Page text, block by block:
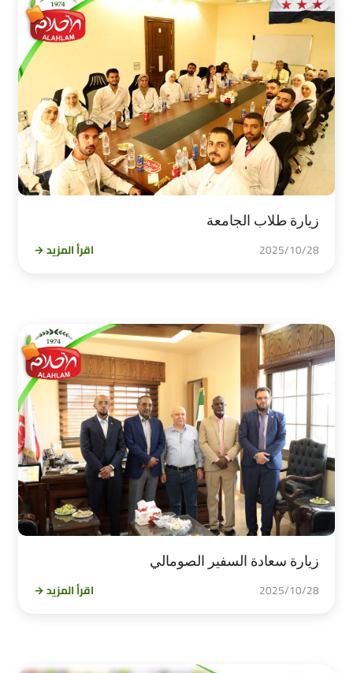
زيارة طلاب الجامعة
2025/10/28 اقرأ المزيد →
زيارة سعادة السفير الصومالي
2025/10/28 اقرأ المزيد →